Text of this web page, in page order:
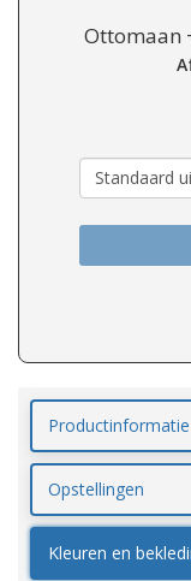
Ottomaan
Productinformatie
Opstellingen
Kleuren en